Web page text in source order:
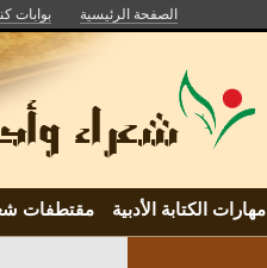
الصفحة الرئيسية بوابات
مهارات الكتابة الأدبية مقتطفات